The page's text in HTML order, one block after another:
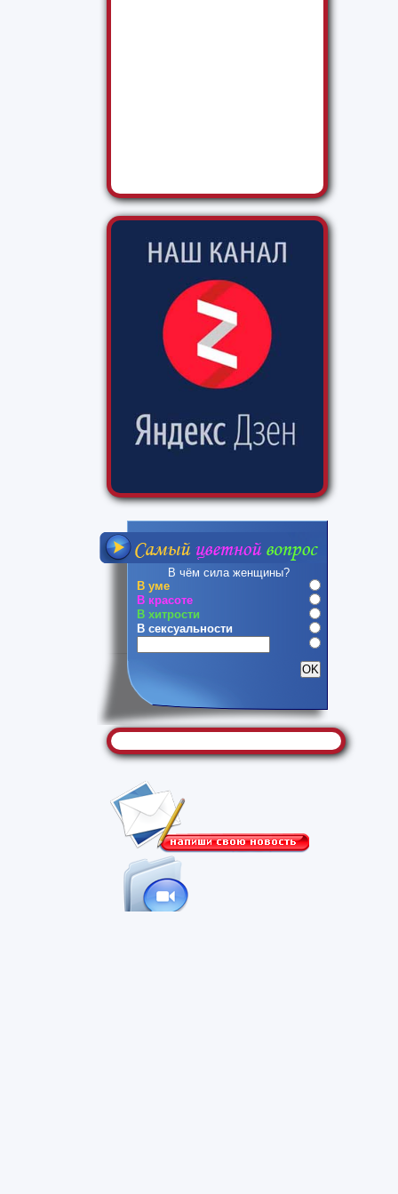
В чём сила женщины?
В уме
В красоте
В хитрости
В сексуальности